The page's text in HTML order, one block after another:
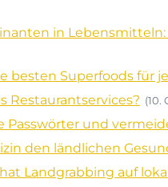
in
besten Superfoods für
Restaurantservices? (10.
Passwörter und
den ländlichen
Landgrabbing auf